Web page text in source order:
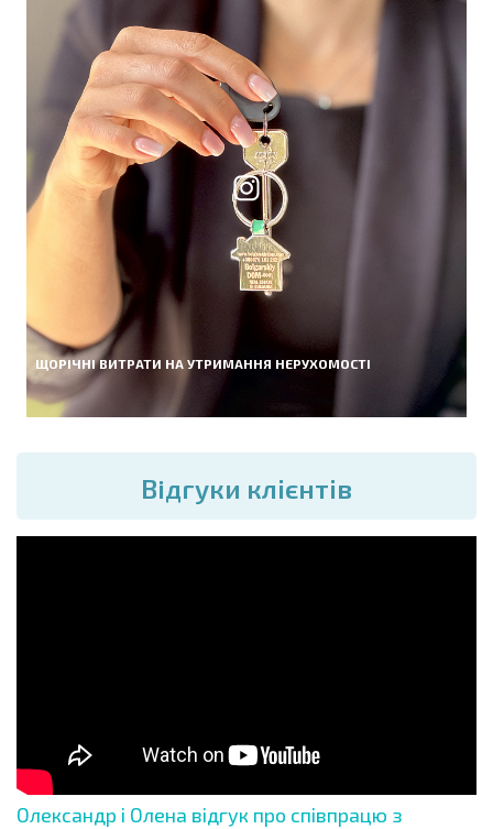
ЩОРІЧНІ ВИТРАТИ НА УТРИМАННЯ НЕРУХОМОСТІ
Вiдгуки клієнтів
Олександр і Олена відгук про співпрацю з